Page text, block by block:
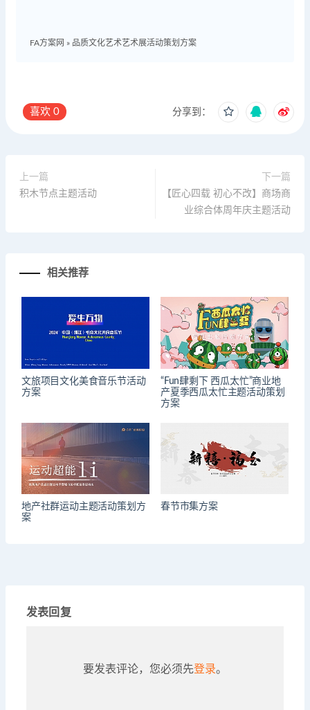
FA方案网 » 品质文化艺术艺术展活动策划方案
喜欢 0 分享到：
上一篇
积木节点主题活动
下一篇
【匠心四载 初心不改】商场商
业综合体周年庆主题活动
相关推荐
文旅项目文化美食音乐节活动
方案
“Fun肆剩下 西瓜太忙”商业地
产夏季西瓜太忙主题活动策划
方案
地产社群运动主题活动策划方
案
春节市集方案
发表回复
要发表评论，您必须先登录。